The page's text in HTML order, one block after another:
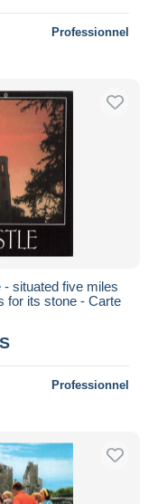
Professionnel
situated five miles
for its stone - Carte
Professionnel